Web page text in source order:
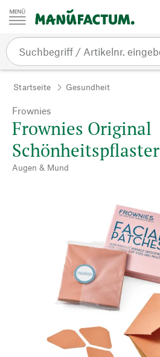
Zum Inhalt springen
Startseite Gesundheit
Frownies
Frownies Original
Schönheitspflaster
Augen & Mund